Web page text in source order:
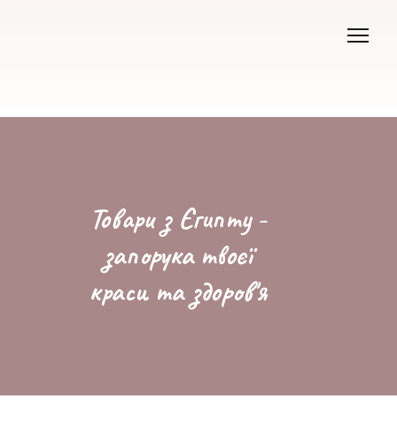
Товари з Єгипту -
запорука твоєї
краси та здоров'я